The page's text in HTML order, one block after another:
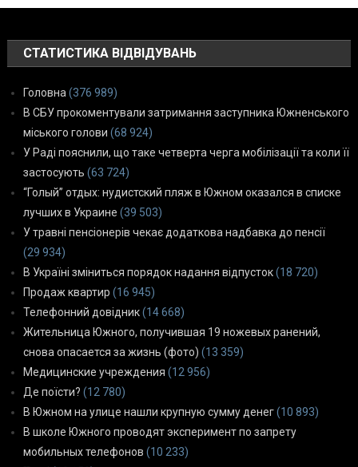
СТАТИСТИКА ВІДВІДУВАНЬ
Головна(376 989)
В СБУ прокоментували затримання заступника Южненського
міського голови (68 924)
У Раді пояснили, що таке четверта черга мобілізації та коли її
застосують (63 724)
“Голый” отдых: нудистский пляж в Южном оказался в списке
лучших в Украине (39 503)
У травні пенсіонерів чекає додаткова надбавка до пенсії
(29 934)
В Україні зміниться порядок надання відпусток(18 720)
Продаж квартир (16 945)
Телефонний довідник(14 668)
Жительница Южного, получившая 19 ножевых ранений,
снова опасается за жизнь (фото) (13 359)
Медицинские учреждения (12 956)
Де поїсти? (12 780)
В Южном на улице нашли крупную сумму денег(10 893)
В школе Южного проводят эксперимент по запрету
мобильных телефонов (10 233)